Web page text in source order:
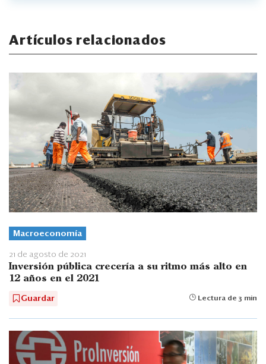
Artículos relacionados
Macroeconomía
21 de agosto de 2021
Inversión pública crecería a su ritmo más alto en
12 años en el 2021
Guardar Lectura de 3 min